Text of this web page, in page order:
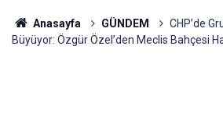
Anasayfa GÜNDEM
CHP’de
Büyüyor: Özgür Özel’den Meclis Bahçesi